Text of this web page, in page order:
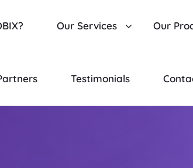
Our Services Our
Testimonials